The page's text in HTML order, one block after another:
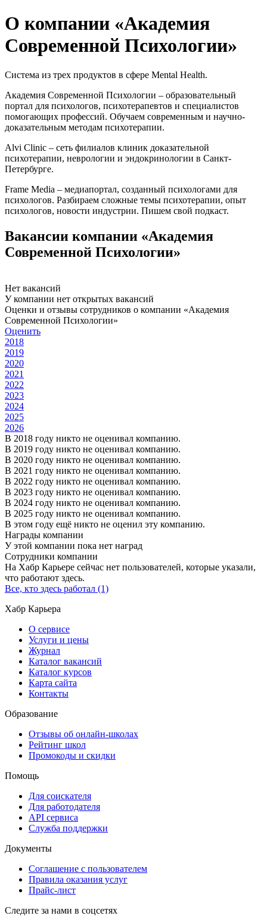
О компании «Академия
Современной Психологии»
Система из трех продуктов в сфере Mental Health.
Академия Современной Психологии – образовательный
портал для психологов, психотерапевтов и специалистов
помогающих профессий. Обучаем современным и научно-
доказательным методам психотерапии.
Alvi Clinic – сеть филиалов клиник доказательной
психотерапии, неврологии и эндокринологии в Санкт-
Петербурге.
Frame Media – медиапортал, созданный психологами для
психологов. Разбираем сложные темы психотерапии, опыт
психологов, новости индустрии. Пишем свой подкаст.
Вакансии компании «Академия
Современной Психологии»
Нет вакансий
У компании нет открытых вакансий
Оценки и отзывы сотрудников о компании «Академия
Современной Психологии»
Оценить
2018
2019
2020
2021
2022
2023
2024
2025
2026
В 2018 году никто не оценивал компанию.
В 2019 году никто не оценивал компанию.
В 2020 году никто не оценивал компанию.
В 2021 году никто не оценивал компанию.
В 2022 году никто не оценивал компанию.
В 2023 году никто не оценивал компанию.
В 2024 году никто не оценивал компанию.
В 2025 году никто не оценивал компанию.
В этом году ещё никто не оценил эту компанию.
Награды компании
У этой компании пока нет наград
Сотрудники компании
На Хабр Карьере сейчас нет пользователей, которые указали,
что работают здесь.
Все, кто здесь работал (1)
Хабр Карьера
О сервисе
Услуги и цены
Журнал
Каталог вакансий
Каталог курсов
Карта сайта
Контакты
Образование
Отзывы об онлайн-школах
Рейтинг школ
Промокоды и скидки
Помощь
Для соискателя
Для работодателя
API сервиса
Служба поддержки
Документы
Соглашение с пользователем
Правила оказания услуг
Прайс-лист
Следите за нами в соцсетях